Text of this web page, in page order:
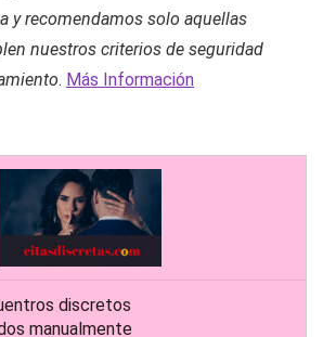
y recomendamos solo aquellas
nuestros criterios de seguridad
. Más Información
discretos
manualmente